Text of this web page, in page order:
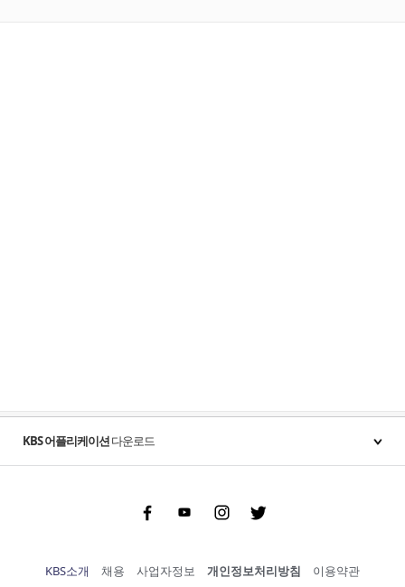
KBS 어플리케이션다운로드
FacebookYoutubeInstgram Twitter
KBS소개 채용 사업자정보 개인정보처리방침
이용약관